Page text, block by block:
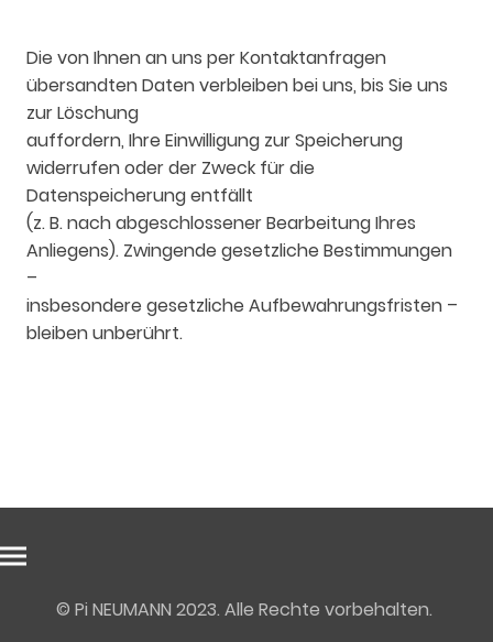
Die von Ihnen an uns per Kontaktanfragen
übersandten Daten verbleiben bei uns, bis Sie uns
zur Löschung
auffordern, Ihre Einwilligung zur Speicherung
widerrufen oder der Zweck für die
Datenspeicherung entfällt
(z. B. nach abgeschlossener Bearbeitung Ihres
Anliegens). Zwingende gesetzliche Bestimmungen
–
insbesondere gesetzliche Aufbewahrungsfristen –
bleiben unberührt.
© Pi NEUMANN 2023. Alle Rechte vorbehalten.